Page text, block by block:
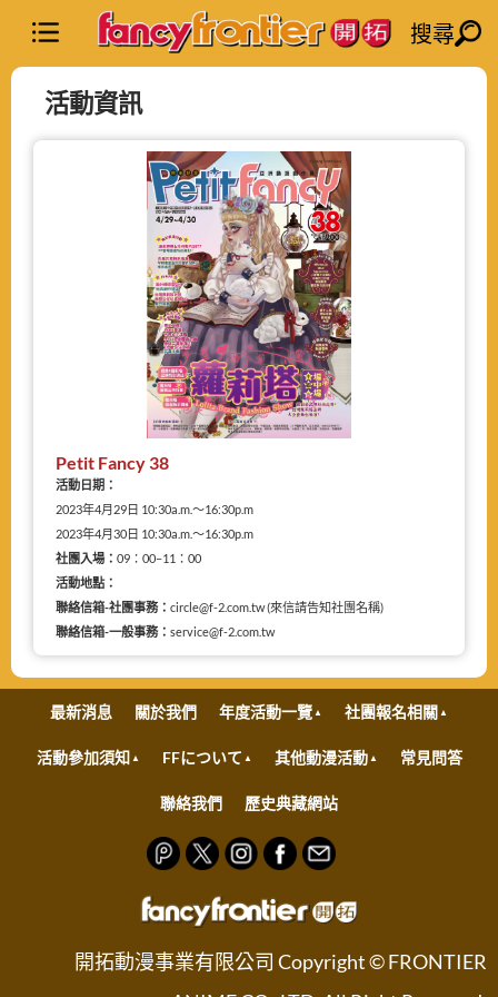
搜尋
活動資訊
Petit Fancy 38
活動日期：
2023年4月29日 10:30a.m.～16:30p.m
2023年4月30日 10:30a.m.～16:30p.m
社團入場： 09：00–11：00
活動地點：
聯絡信箱-社團事務： circle@f-2.com.tw (來信請告知社團名稱)
聯絡信箱-一般事務： service@f-2.com.tw
最新消息 關於我們 年度活動一覽 社團報名相關
活動參加須知 FFについて 其他動漫活動 常見問答
聯絡我們 歷史典藏網站
開拓動漫事業有限公司 Copyright © FRONTIER